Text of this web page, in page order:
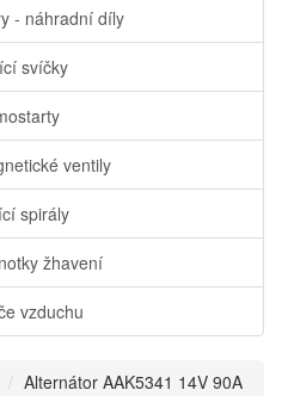
- náhradní díly
svíčky
ventily
spirály
žhavení
vzduchu
Alternátor AAK5341 14V 90A